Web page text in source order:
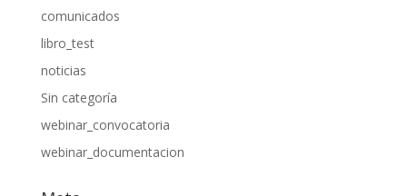
comunicados
libro_test
noticias
Sin categoría
webinar_convocatoria
webinar_documentacion